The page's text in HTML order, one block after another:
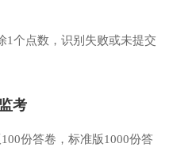
1个点数，识别失败或未提交
考
份答卷，标准版1000份答